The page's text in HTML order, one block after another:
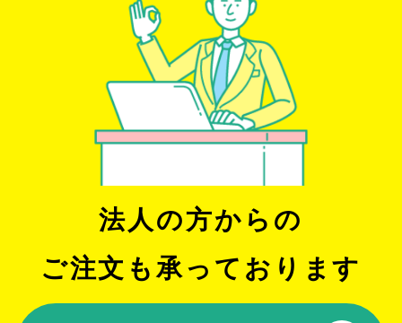
法人の方からの
ご注文も承っております